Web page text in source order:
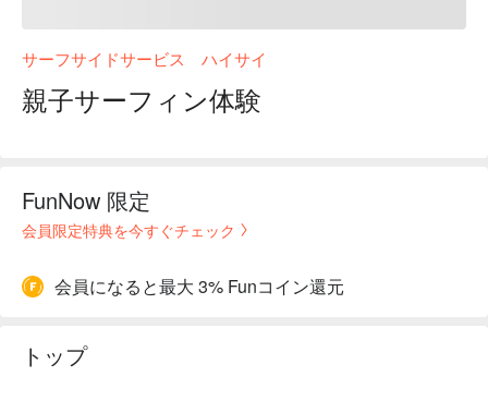
サーフサイドサービス ハイサイ
親子サーフィン体験
FunNow 限定
会員限定特典を今すぐチェック
会員になると最大 3% Funコイン還元
トップ